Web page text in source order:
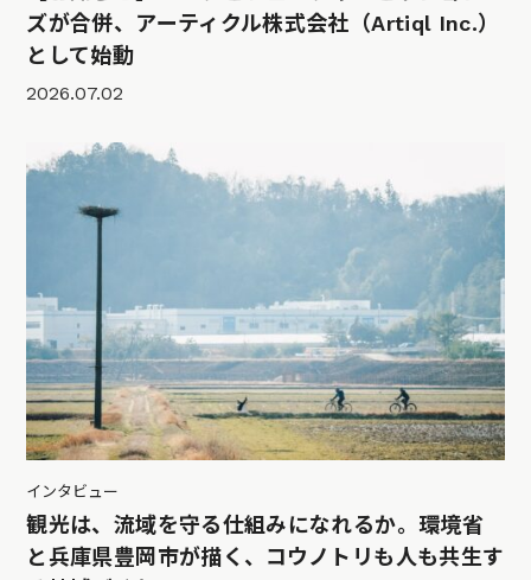
ズが合併、アーティクル株式会社（Artiql Inc.）
として始動
2026.07.02
インタビュー
観光は、流域を守る仕組みになれるか。環境省
と兵庫県豊岡市が描く、コウノトリも人も共生す